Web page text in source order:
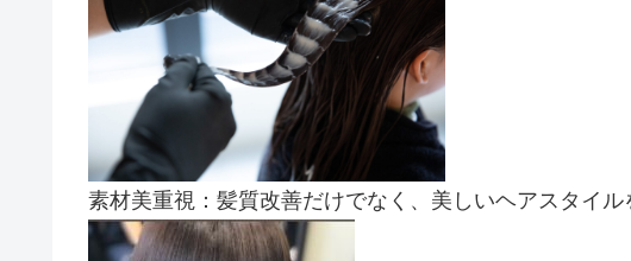
素材美重視：髪質改善だけでなく、美しいヘアスタイ